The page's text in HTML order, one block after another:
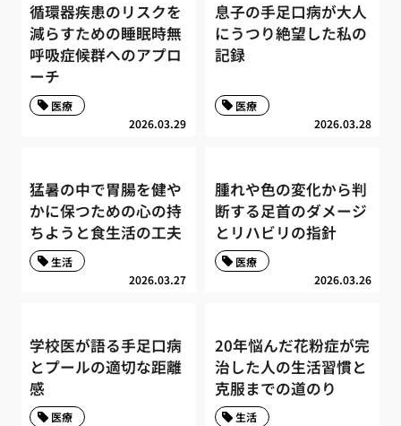
循環器疾患のリスクを
減らすための睡眠時無
呼吸症候群へのアプロ
ーチ
2026.03.29
医療
息子の手足口病が大人
にうつり絶望した私の
記録
2026.03.28
医療
猛暑の中で胃腸を健や
かに保つための心の持
ちようと食生活の工夫
2026.03.27
生活
腫れや色の変化から判
断する足首のダメージ
とリハビリの指針
2026.03.26
医療
学校医が語る手足口病
とプールの適切な距離
感
医療
20年悩んだ花粉症が完
治した人の生活習慣と
克服までの道のり
生活